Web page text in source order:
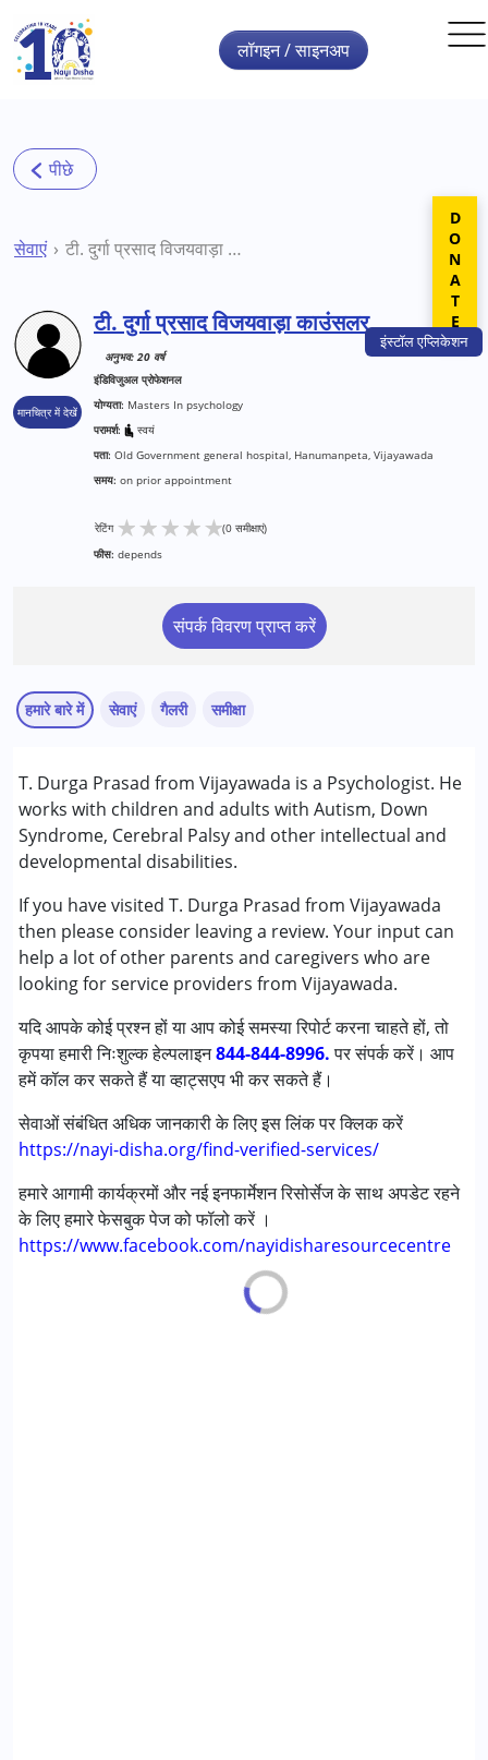
Skip to main content
इंस्टॉलएप्लिकेशन
लॉगइन / साइनअप
सेवाएं टी. दुर्गा प्रसाद विजयवाड़ा काउंसलर
मानचित्र में देखें
टी. दुर्गा प्रसाद विजयवाड़ा काउंसलर
अनुभव: 20 वर्ष
इंडिविजुअल प्रोफेशनल
योग्यता: Masters In psychology
परामर्श:
स्वयं
पता: Old Government general hospital, Hanumanpeta, Vijayawada
समय: on prior appointment
रेटिंग ★★★★★(0 समीक्षाएं)
फीस: depends
संपर्क विवरण प्राप्त करें
हमारे बारे में
T. Durga Prasad from Vijayawada is a Psychologist. He
works with children and adults with Autism, Down
Syndrome, Cerebral Palsy and other intellectual and
developmental disabilities.
If you have visited T. Durga Prasad from Vijayawada
then please consider leaving a review. Your input can
help a lot of other parents and caregivers who are
looking for service providers from Vijayawada.
यदि आपके कोई प्रश्न हों या आप कोई समस्या रिपोर्ट करना चाहते हों, तो
कृपया हमारी निःशुल्क हेल्पलाइन844-844-8996.पर संपर्क करें। आप
हमें कॉल कर सकते हैं या व्हाट्सएप भी कर सकते हैं।
सेवाओं संबंधित अधिक जानकारी के लिए इस लिंक पर क्लिक करें
https://nayi-disha.org/find-verified-services/
हमारे आगामी कार्यक्रमों और नई इनफार्मेशन रिसोर्सेज के साथ अपडेट रहने
के लिए हमारे फेसबुक पेज को फॉलो करें ।
https://www.facebook.com/nayidisharesourcecentre
सेवाएं
काउंसिलिंग
निम्नलिखित विकलांगता संबंधित सेवाएं उपलब्ध :
अटेंशन डेफिसिट (हाइपरएक्टिविटी) डिसऑर्डर (एडीडी/एडीएचडी)
ऑटिज्म स्पेक्ट्रम डिसऑर्डर (ए एस डी )
सेरब्रल पाल्सी (सी पी )
डाउन सिंड्रोम (डी एस )
ग्लोबल डेवलपमेंटल डिले (एर्लियर टर्म वाज़ एमआर)
लर्निंग डिसेबिलिटीज़ (एलडी)
मल्टिपल डिसेबिलिटीज़ (एमडी)
आयु वर्ग :0 - 5 years ,6 - 12 years ,13 - 17 years ,above 18
लिंगलड़के, लड़कियाँ
गैलरी समीक्षा
DONATE